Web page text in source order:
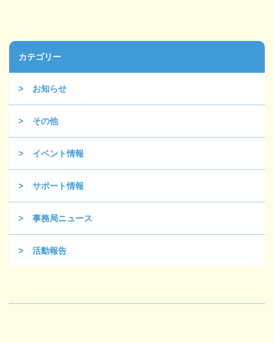
カテゴリー
お知らせ
その他
イベント情報
サポート情報
事務局ニュース
活動報告